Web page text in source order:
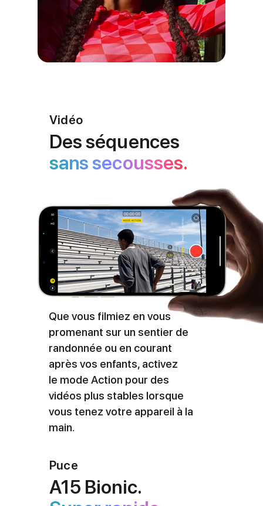
Vidéo
Des séquences
sans secousses.
Que vous filmiez en vous
promenant sur un sentier de
randonnée ou en courant
après vos enfants, activez
le mode Action pour des
vidéos plus stables lorsque
vous tenez votre appareil à la
main.
Puce
A15 Bionic.